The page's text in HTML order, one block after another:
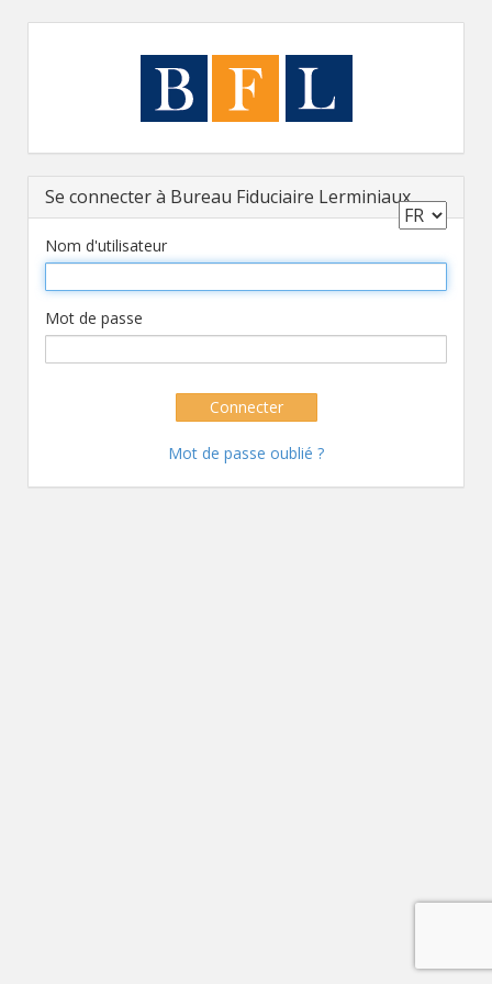
Se connecter à Bureau Fiduciaire Lerminiaux
Nom d'utilisateur
Mot de passe
Connecter
Mot de passe oublié ?